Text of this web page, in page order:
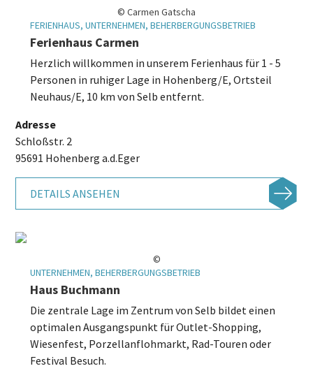
© Carmen Gatscha
FERIENHAUS, UNTERNEHMEN, BEHERBERGUNGSBETRIEB
Ferienhaus Carmen
Herzlich willkommen in unserem Ferienhaus für 1 - 5
Personen in ruhiger Lage in Hohenberg/E, Ortsteil
Neuhaus/E, 10 km von Selb entfernt.
Adresse
Schloßstr. 2
95691 Hohenberg a.d.Eger
DETAILS ANSEHEN
©
UNTERNEHMEN, BEHERBERGUNGSBETRIEB
Haus Buchmann
Die zentrale Lage im Zentrum von Selb bildet einen
optimalen Ausgangspunkt für Outlet-Shopping,
Wiesenfest, Porzellanflohmarkt, Rad-Touren oder
Festival Besuch.